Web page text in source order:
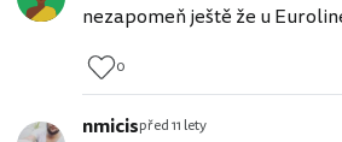
nezapomeň ještě že u
0
nmicispřed 11 lety